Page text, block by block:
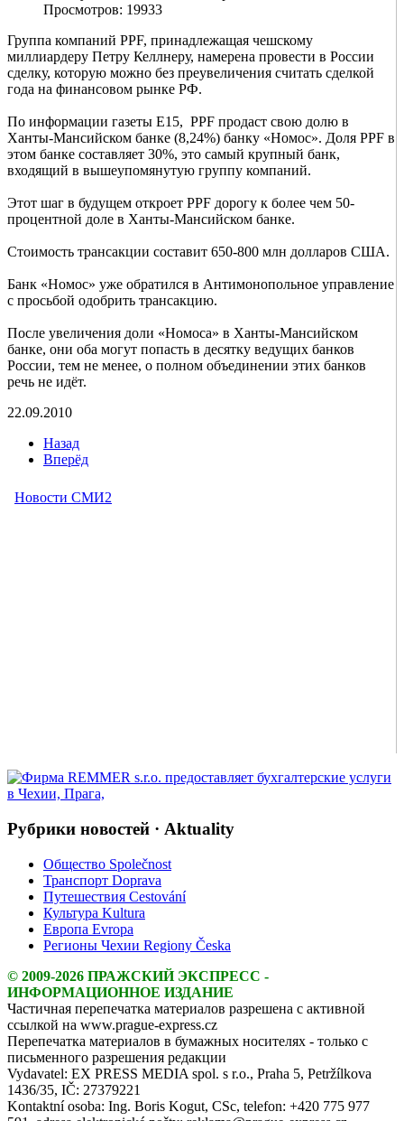
Просмотров: 19933
Группа компаний PPF, принадлежащая чешскому
миллиардеру Петру Келлнеру, намерена провести в России
сделку, которую можно без преувеличения считать сделкой
года на финансовом рынке РФ.
По информации газеты E15, PPF продаст свою долю в
Ханты-Мансийском банке (8,24%) банку «Номос». Доля PPF в
этом банке составляет 30%, это самый крупный банк,
входящий в вышеупомянутую группу компаний.
Этот шаг в будущем откроет PPF дорогу к более чем 50-
процентной доле в Ханты-Мансийском банке.
Стоимость трансакции составит 650-800 млн долларов США.
Банк «Номос» уже обратился в Антимонопольное управление
с просьбой одобрить трансакцию.
После увеличения доли «Номоса» в Ханты-Мансийском
банке, они оба могут попасть в десятку ведущих банков
России, тем не менее, о полном объединении этих банков
речь не идёт.
22.09.2010
Назад
Вперёд
Рубрики новостей · Aktuality
Общество Společnost
Транспорт Doprava
Путешествия Cestování
Культура Kultura
Европа Evropa
Регионы Чехии Regiony Česka
© 2009-2026 ПРАЖСКИЙ ЭКСПРЕСС -
ИНФОРМАЦИОННОЕ ИЗДАНИЕ
Частичная перепечатка материалов разрешена с активной
ссылкой на www.prague-express.cz
Перепечатка материалов в бумажных носителях - только с
письменного разрешения редакции
Vydavatel: EX PRESS MEDIA spol. s r.o., Praha 5, Petržílkova
1436/35, IČ: 27379221
Kontaktní osoba: Ing. Boris Kogut, CSc, telefon: +420 775 977